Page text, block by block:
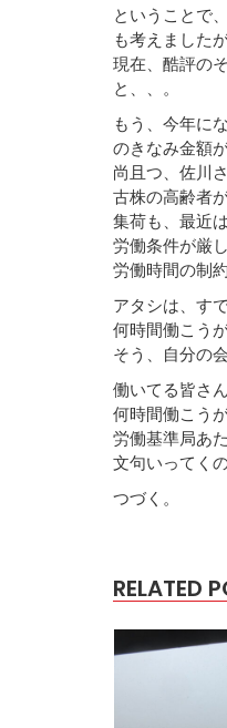
ということで
も考えました
現在、酷評の
と、、。
もう、今年に
のきなみ金額
尚且つ、佐川
古株の高齢者
集荷も、最近
労働条件が厳
労働時間の制
アタシは、す
何時間働こう
そう、自分の
働いてる皆さ
何時間働こう
労働基準局あ
文句いってく
つづく。
RELATED